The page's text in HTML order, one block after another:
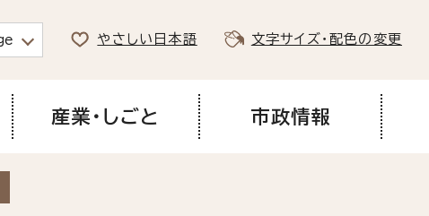
やさしい日本語 文字サイズ・配色の変更
産業・しごと 市政情報